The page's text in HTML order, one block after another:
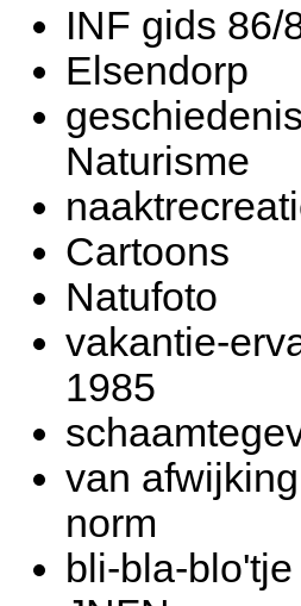
INF gids 86/
Elsendorp
geschiedenis
Naturisme
Cartoons
Natufoto
vakantie-
1985
van
norm
bli-bla-blo'tje